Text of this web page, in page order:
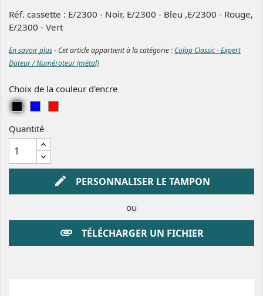
Réf. cassette : E/2300 - Noir, E/2300 - Bleu ,E/2300 - Rouge,
E/2300 - Vert
En savoir plus- Cet article appartient à la catégorie :Colop Classic - Expert
Dateur / Numéroteur (métal)
Choix de la couleur d'encre
i
r
e
u
Quantité
edit PERSONNALISER LE TAMPON
ou
attachment TÉLÉCHARGER UN FICHIER